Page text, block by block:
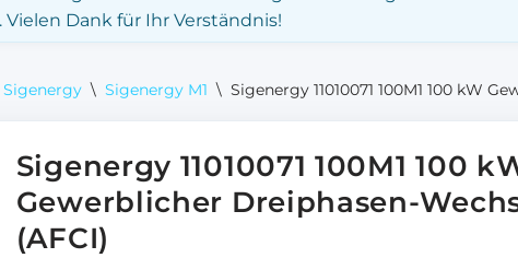
Dank für Ihr Verständnis!
\ Sigenergy M1 \ Sigenergy 11010071 100M1 100 kW
Sigenergy 11010071 100M1 100
Gewerblicher Dreiphasen-
(AFCI)